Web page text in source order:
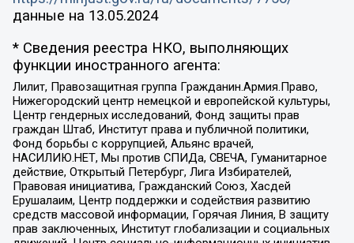
данные на 13.05.2024
* Сведения реестра НКО, выполняющих
функции иностранного агента:
Лилит, Правозащитная группа Гражданин.Армия.Право,
Нижегородский центр немецкой и европейской культуры,
Центр гендерных исследований, Фонд защиты прав
граждан Штаб, Институт права и публичной политики,
Фонд борьбы с коррупцией, Альянс врачей,
НАСИЛИЮ.НЕТ, Мы против СПИДа, СВЕЧА, Гуманитарное
действие, Открытый Петербург, Лига Избирателей,
Правовая инициатива, Гражданский Союз, Хасдей
Ерушалаим, Центр поддержки и содействия развитию
средств массовой информации, Горячая Линия, В защиту
прав заключенных, Институт глобализации и социальных